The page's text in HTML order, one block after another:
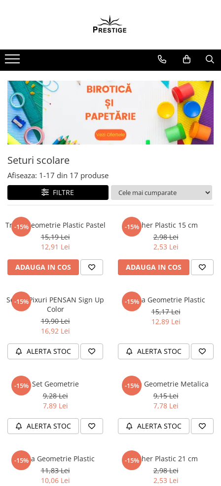
Noutati
Promotii
Pachete Speciale Carti
Spiritualitate - Ezoterism
AngelConnection
Arte Divinatorii
Astrologie
Dezvoltare Spirituala
KidConnection
Minte Corp
Numerologie
Paranormal
Parapsihologie
Ramtha
ReConnect
Crestinism
ScienceConnection
SelfConnect
SelfHealing
Vindecare Spirituala
Diete
Gastronomik
Masaj
MedConnect
Medicina & Farmacie
Seturi scolare
Afiseaza: 1-17 din 17 produse
FILTRE
-15%
Trusa Geometrie Plastic Pastel
15,19 Lei
12,91 Lei
ADAUGA IN COS
-15%Echer Plastic 15 cm
2,98 Lei
2,53 Lei
ADAUGA IN COS
-15%
Set 10 Pixuri PENSAN Sign Up
Color
19,90 Lei
16,92 Lei
ALERTA STOC
-15%
Trusa Geometrie Plastic
15,17 Lei
12,89 Lei
ALERTA STOC
-15% Set Geometrie
9,28 Lei
7,89 Lei
ALERTA STOC
-15%
Trusa Geometrie Metalica
9,15 Lei
7,78 Lei
ALERTA STOC
-15%
Trusa Geometrie Plastic
11,83 Lei
10,06 Lei
-15%Echer Plastic 21 cm
2,98 Lei
2,53 Lei